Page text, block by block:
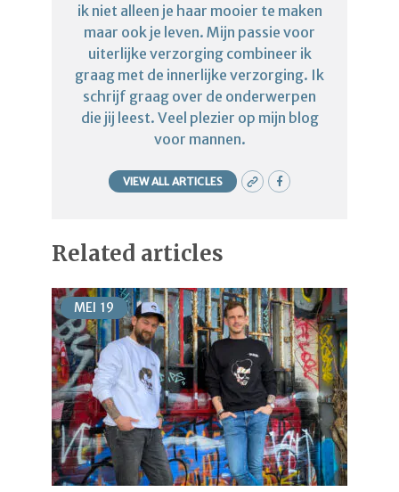
ik niet alleen je haar mooier te maken
maar ook je leven. Mijn passie voor
uiterlijke verzorging combineer ik
graag met de innerlijke verzorging. Ik
schrijf graag over de onderwerpen
die jij leest. Veel plezier op mijn blog
voor mannen.
VIEW ALL ARTICLES
Related articles
MEI 19